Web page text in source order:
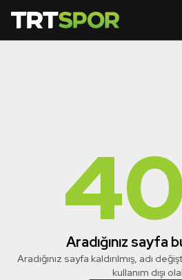
Aradığınız sayfa
Aradığınız sayfa kaldırılmış, adı
kullanım dışı